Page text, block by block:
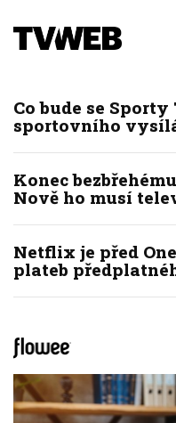
Co bude se
sportovního
Konec
Nově ho musí
Netflix je před
plateb